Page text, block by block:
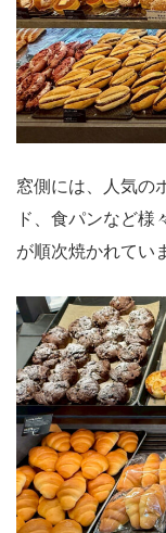
窓側には、人気の
ド、食パンなど様
が順次焼かれてい